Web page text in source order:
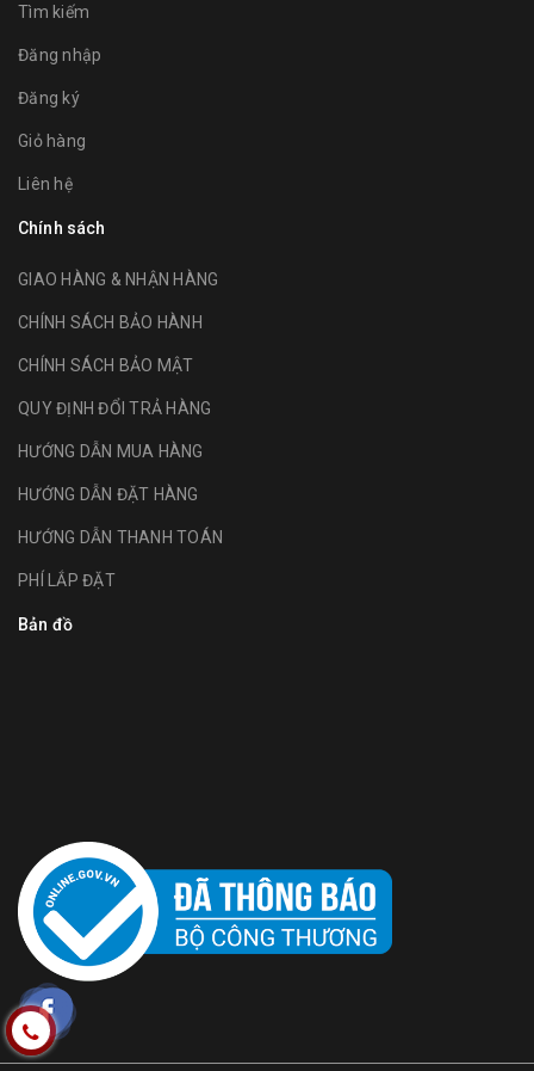
Tìm kiếm
Đăng nhập
Đăng ký
Giỏ hàng
Liên hệ
Chính sách
GIAO HÀNG & NHẬN HÀNG
CHÍNH SÁCH BẢO HÀNH
CHÍNH SÁCH BẢO MẬT
QUY ĐỊNH ĐỔI TRẢ HÀNG
HƯỚNG DẪN MUA HÀNG
HƯỚNG DẪN ĐẶT HÀNG
HƯỚNG DẪN THANH TOÁN
PHÍ LẮP ĐẶT
Bản đồ